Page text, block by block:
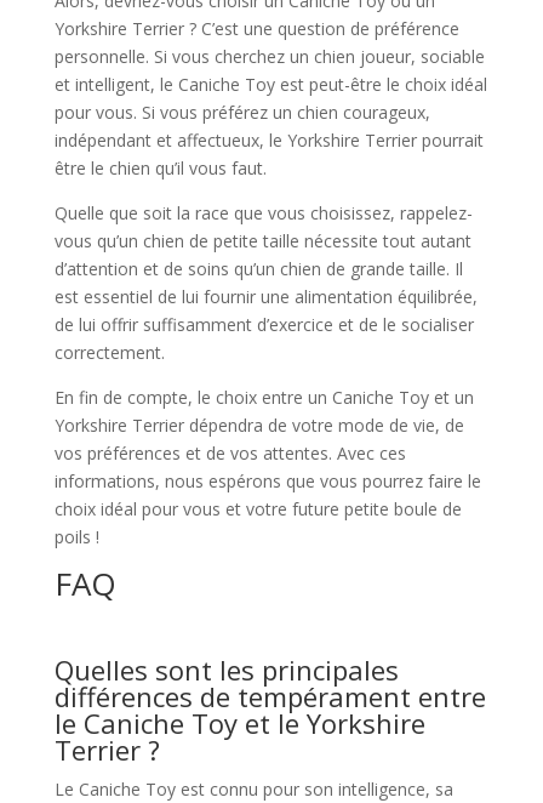
Yorkshire Terrier ? C’est une question de préférence
personnelle. Si vous cherchez un chien joueur, sociable
et intelligent, le Caniche Toy est peut-être le choix idéal
pour vous. Si vous préférez un chien courageux,
indépendant et affectueux, le Yorkshire Terrier pourrait
être le chien qu’il vous faut.
Quelle que soit la race que vous choisissez, rappelez-
vous qu’un chien de petite taille nécessite tout autant
d’attention et de soins qu’un chien de grande taille. Il
est essentiel de lui fournir une alimentation équilibrée,
de lui offrir suffisamment d’exercice et de le socialiser
correctement.
En fin de compte, le choix entre un Caniche Toy et un
Yorkshire Terrier dépendra de votre mode de vie, de
vos préférences et de vos attentes. Avec ces
informations, nous espérons que vous pourrez faire le
choix idéal pour vous et votre future petite boule de
poils !
FAQ
Quelles sont les principales
différences de tempérament entre
le Caniche Toy et le Yorkshire
Terrier ?
Le Caniche Toy est connu pour son intelligence, sa